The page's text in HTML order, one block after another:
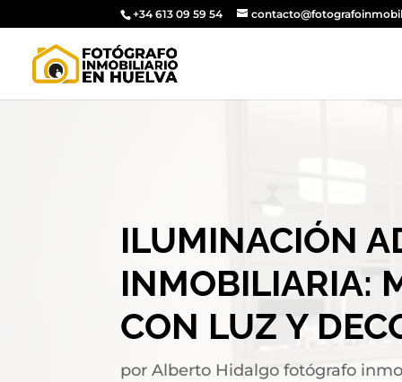
+34 613 09 59 54
ILUMINACIÓN
INMOBILIARIA:
CON LUZ Y
porAlberto Hidalgo fotógrafo